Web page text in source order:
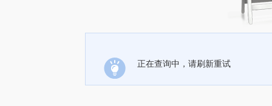
正在查询中，请刷新重试